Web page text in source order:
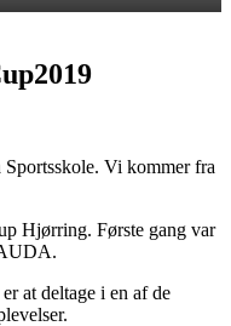
Vi kommer fra
Hjørring. Første gang var
at deltage i en af de